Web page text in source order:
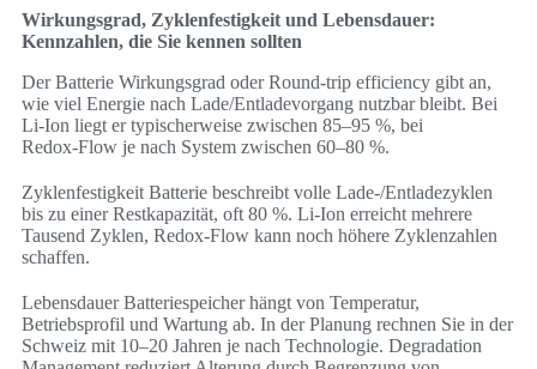
Wirkungsgrad, Zyklenfestigkeit und Lebensdauer:
Kennzahlen, die Sie kennen sollten
Der Batterie Wirkungsgrad oder Round‑trip efficiency gibt an,
wie viel Energie nach Lade/Entladevorgang nutzbar bleibt. Bei
Li‑Ion liegt er typischerweise zwischen 85–95 %, bei
Redox‑Flow je nach System zwischen 60–80 %.
Zyklenfestigkeit Batterie beschreibt volle Lade‑/Entladezyklen
bis zu einer Restkapazität, oft 80 %. Li‑Ion erreicht mehrere
Tausend Zyklen, Redox‑Flow kann noch höhere Zyklenzahlen
schaffen.
Lebensdauer Batteriespeicher hängt von Temperatur,
Betriebsprofil und Wartung ab. In der Planung rechnen Sie in der
Schweiz mit 10–20 Jahren je nach Technologie. Degradation